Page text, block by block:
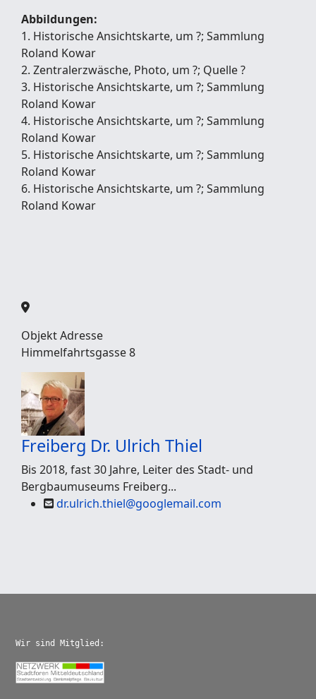
Abbildungen:
1. Historische Ansichtskarte, um ?; Sammlung
Roland Kowar
2. Zentralerzwäsche, Photo, um ?; Quelle ?
3. Historische Ansichtskarte, um ?; Sammlung
Roland Kowar
4. Historische Ansichtskarte, um ?; Sammlung
Roland Kowar
5. Historische Ansichtskarte, um ?; Sammlung
Roland Kowar
6. Historische Ansichtskarte, um ?; Sammlung
Roland Kowar
Objekt Adresse
Himmelfahrtsgasse 8
Freiberg Dr. Ulrich Thiel
Bis 2018, fast 30 Jahre, Leiter des Stadt- und
Bergbaumuseums Freiberg...
dr.ulrich.thiel@googlemail.com
Wir sind Mitglied: